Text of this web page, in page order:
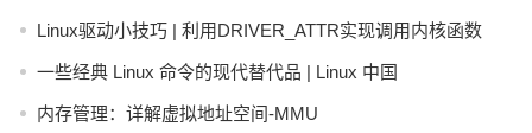
Linux驱动小技巧 | 利用DRIVER_ATTR实现调用内核函数
一些经典 Linux 命令的现代替代品 | Linux 中国
内存管理：详解虚拟地址空间-MMU